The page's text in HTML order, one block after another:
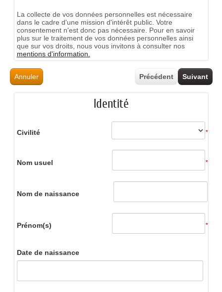
La collecte de vos données personnelles est nécessaire
dans le cadre d'une mission d'intérêt public. Votre
consentement n'est donc pas nécessaire. Pour en savoir
plus sur le traitement de vos données personnelles ainsi
que sur vos droits, nous vous invitons à consulter nos
mentions d'information.
Annuler Suivant
Précédent
Identité
Civilité *
Nom usuel *
Nom de naissance
Prénom(s) *
Date de naissance